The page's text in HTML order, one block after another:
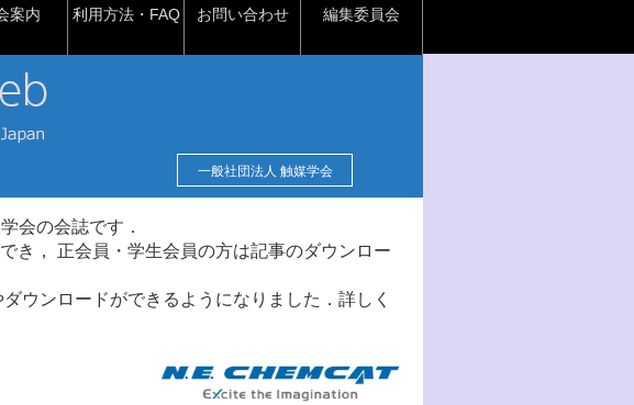
案内 利用方法・FAQ お問い合わせ 編集委員会
一般社団法人 触媒学会
会の会誌です．
き， 正会員・学生会員の方は記事のダウンロー
ウンロードができるようになりました．詳しく